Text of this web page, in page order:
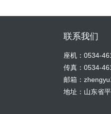
联系我们
座机：0534-
传真：0534-
邮箱：
地址：山东省